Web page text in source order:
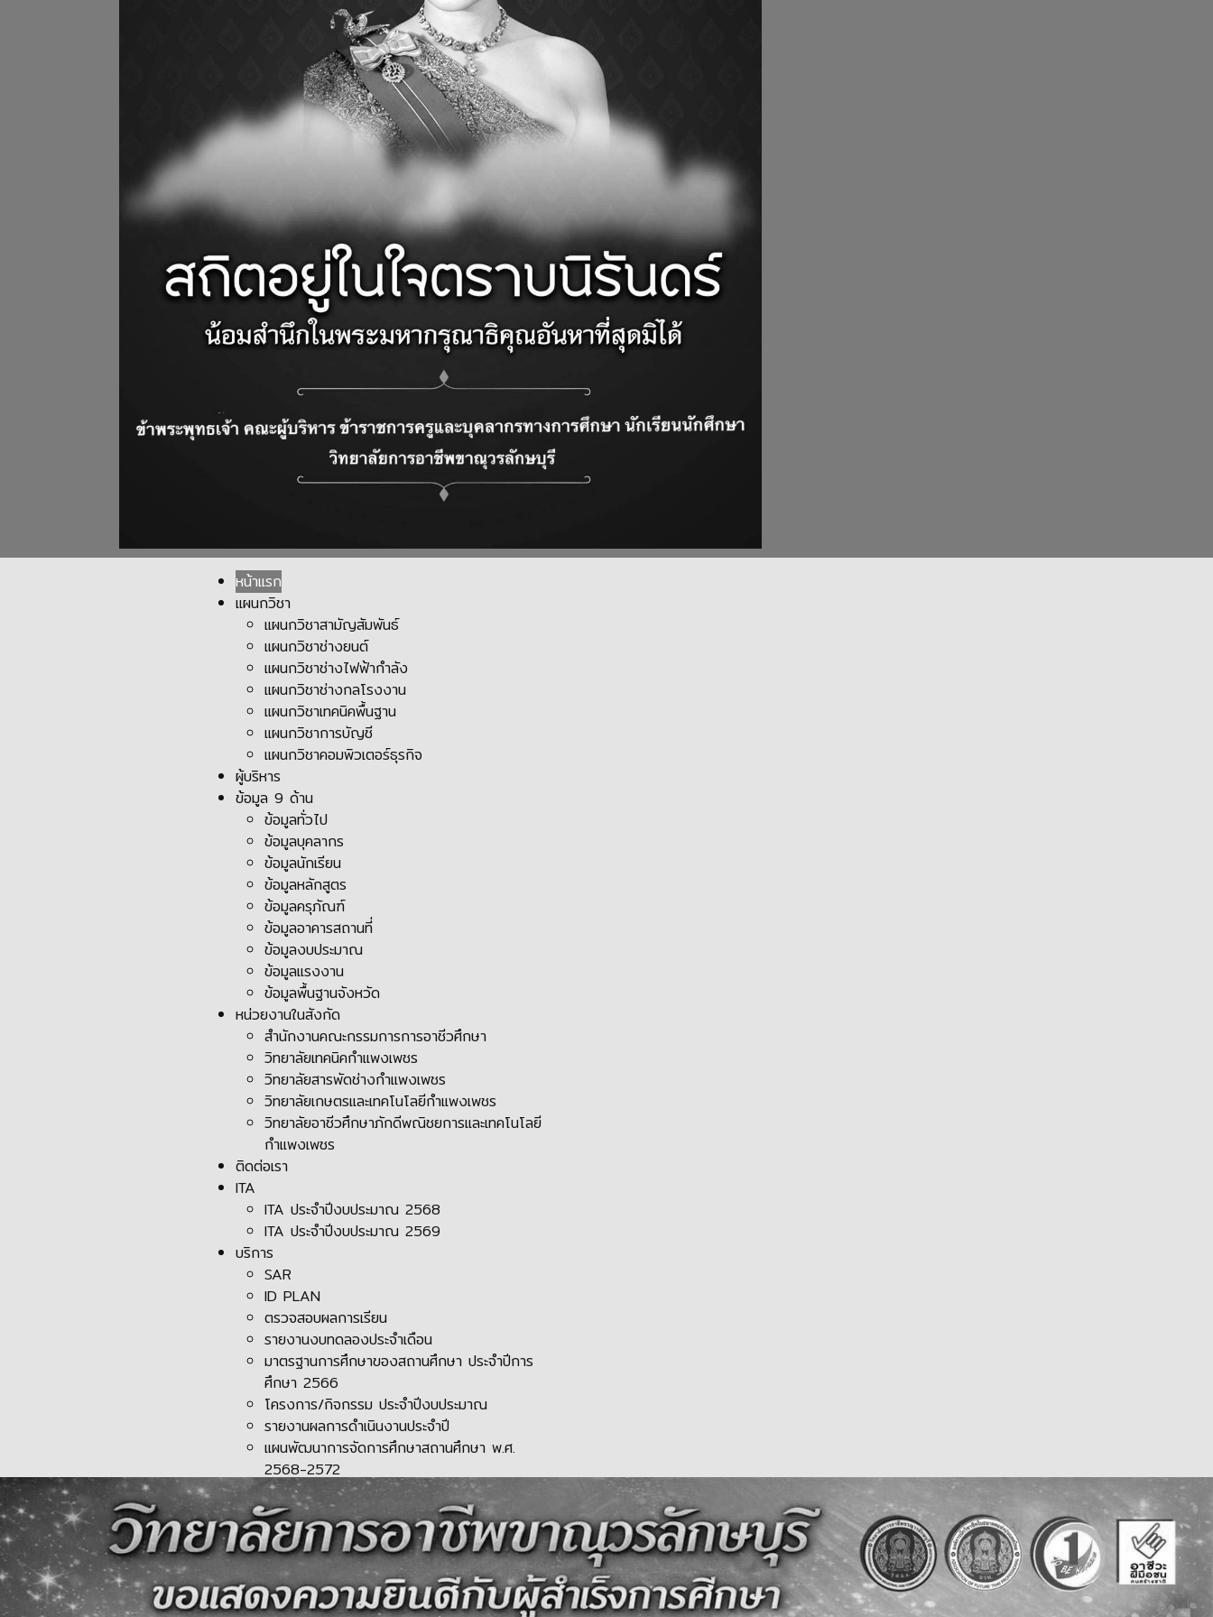
หน้าแรก
แผนกวิชา
แผนกวิชาสามัญสัมพันธ์
แผนกวิชาช่างยนต์
แผนกวิชาช่างไฟฟ้ากำลัง
แผนกวิชาช่างกลโรงงาน
แผนกวิชาเทคนิคพื้นฐาน
แผนกวิชาการบัญชี
แผนกวิชาคอมพิวเตอร์ธุรกิจ
ผู้บริหาร
ข้อมูล 9 ด้าน
ข้อมูลทั่วไป
ข้อมูลบุคลากร
ข้อมูลนักเรียน
ข้อมูลหลักสูตร
ข้อมูลครุภัณฑ์
ข้อมูลอาคารสถานที่
ข้อมูลงบประมาณ
ข้อมูลแรงงาน
ข้อมูลพื้นฐานจังหวัด
หน่วยงานในสังกัด
สำนักงานคณะกรรมการการอาชีวศึกษา
วิทยาลัยเทคนิคกำแพงเพชร
วิทยาลัยสารพัดช่างกำแพงเพชร
วิทยาลัยเกษตรและเทคโนโลยีกำแพงเพชร
วิทยาลัยอาชีวศึกษาภักดีพณิชยการและเทคโนโลยี
กำแพงเพชร
ติดต่อเรา
ITA
ITA ประจำปีงบประมาณ 2568
ITA ประจำปีงบประมาณ 2569
บริการ
SAR
ID PLAN
ตรวจสอบผลการเรียน
รายงานงบทดลองประจำเดือน
มาตรฐานการศึกษาของสถานศึกษา ประจำปีการ
ศึกษา 2566
โครงการ/กิจกรรม ประจำปีงบประมาณ
รายงานผลการดำเนินงานประจำปี
แผนพัฒนาการจัดการศึกษาสถานศึกษา พ.ศ.
2568-2572
ข่าวสาร
ข่าวกิจกรรม
ข่าวประชาสัมพันธ์